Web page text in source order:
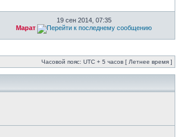
19 сен 2014, 07:35
Марат
Часовой пояс: UTC + 5 часов [ Летнее время ]